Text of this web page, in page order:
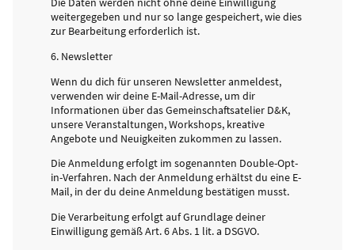
weitergegeben und nur so lange gespeichert, wie dies
zur Bearbeitung erforderlich ist.
6. Newsletter
Wenn du dich für unseren Newsletter anmeldest,
verwenden wir deine E-Mail-Adresse, um dir
Informationen über das Gemeinschaftsatelier D&K,
unsere Veranstaltungen, Workshops, kreative
Angebote und Neuigkeiten zukommen zu lassen.
Die Anmeldung erfolgt im sogenannten Double-Opt-
in-Verfahren. Nach der Anmeldung erhältst du eine E-
Mail, in der du deine Anmeldung bestätigen musst.
Die Verarbeitung erfolgt auf Grundlage deiner
Einwilligung gemäß Art. 6 Abs. 1 lit. a DSGVO.